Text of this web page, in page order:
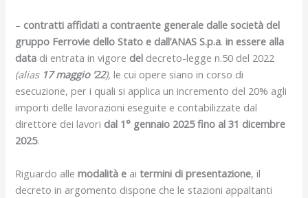
– contratti affidati a contraente generale dalle società del
gruppo Ferrovie dello Stato e dall’ANAS S.p.a.in essere alla
data di entrata in vigore del decreto-legge n.50 del 2022
(alias 17 maggio ’22), le cui opere siano in corso di
esecuzione, per i quali si applica un incremento del 20% agli
importi delle lavorazioni eseguite e contabilizzate dal
direttore dei lavori dal 1° gennaio 2025 fino al 31 dicembre
2025.
Riguardo allemodalità e ai termini di presentazione, il
decreto in argomento dispone che le stazioni appaltanti